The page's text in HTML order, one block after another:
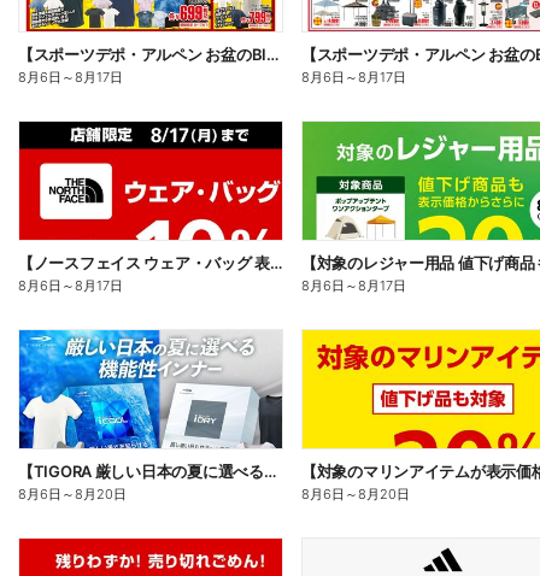
【スポーツデポ・アルペン お盆のBIG SALE!】
8月6日 ～8月17日 8月6日 ～8月17日
【ノースフェイス ウェア・バッグ 表示価格からさらに10%OFF】
8月6日 ～8月17日 8月6日 ～8月17日
【TIGORA 厳しい日本の夏に選べる機能性インナー】
8月6日 ～8月20日 8月6日 ～8月20日